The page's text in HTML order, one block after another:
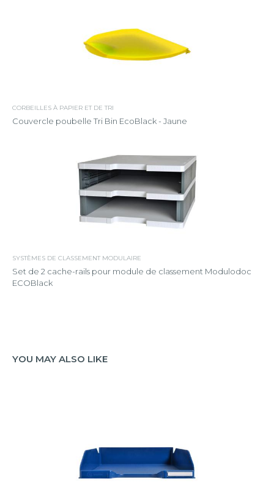
CORBEILLES À PAPIER ET DE TRI
Couvercle poubelle Tri Bin EcoBlack - Jaune
SYSTÈMES DE CLASSEMENT MODULAIRE
Set de 2 cache-rails pour module de classement Modulodoc
ECOBlack
YOU MAY ALSO LIKE